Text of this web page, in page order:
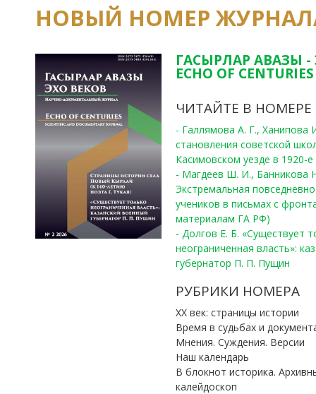
НОВЫЙ НОМЕР
ГАСЫРЛАР АВАЗЫ -
ECHO OF
ЧИТАЙТЕ В НОМЕРЕ
- Галлямова А. Г.,
становления советской
Касимовском уезде в 1920-е
- Магдеев Ш. И., Банникова
Экстремальная
учеников в письмах с
материалам ГА РФ)
- Долгов Е. Б. «Существует
неограниченная власть»:
губернатор П. П. Пущин
РУБРИКИ НОМЕРА
ХХ век: страницы истории
Время в судьбах и
Мнения. Суждения. Версии
Наш календарь
В блокнот историка.
калейдоскоп